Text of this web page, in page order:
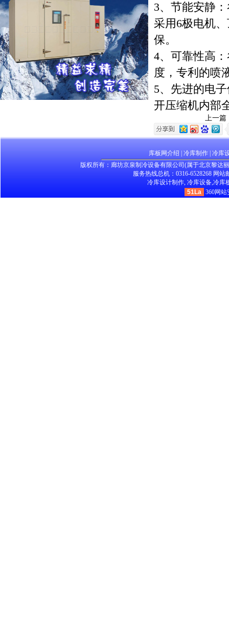
3、节能安静
采用6极电机
保。
4、可靠性高
度，专利的喷
5、先进的电
开压缩机内部
上一篇
库板网介绍 冷库制作| 冷库
版权所有：廊坊京泉制冷设备有限公司(属于北京黎达
服务热线总机：0316-6528268 网站
冷库设计制作, 冷库设备,冷库
51La
360网站